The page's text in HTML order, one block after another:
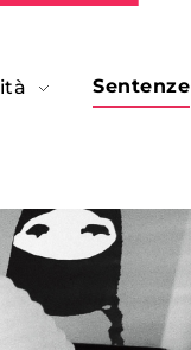
Sentenze